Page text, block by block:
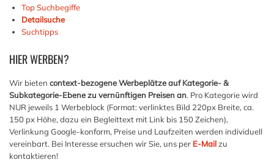
Top Suchbegiffe
Detailsuche
Suchtipps
HIERWERBEN?
Wir bieten context-bezogene Werbeplätze auf Kategorie- &
Subkategorie-Ebene zu vernünftigen Preisen an. Pro Kategorie wird
NUR jeweils 1 Werbeblock (Format: verlinktes Bild 220px Breite, ca.
150 px Höhe, dazu ein Begleittext mit Link bis 150 Zeichen),
Verlinkung Google-konform, Preise und Laufzeiten werden individuell
vereinbart. Bei Interesse ersuchen wir Sie, uns per E-Mailzu
kontaktieren!